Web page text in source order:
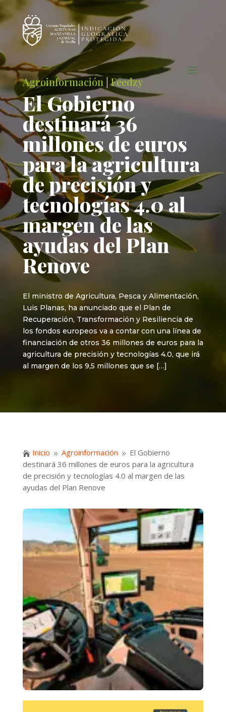
Agroinformación |Feedzy
El Gobierno
destinará 36
millones de euros
para la agricultura
de precisión y
tecnologías 4.0 al
margen de las
ayudas del Plan
Renove
El ministro de Agricultura, Pesca y Alimentación,
Luis Planas, ha anunciado que el Plan de
Recuperación, Transformación y Resiliencia de
los fondos europeos va a contar con una línea de
financiación de otros 36 millones de euros para la
agricultura de precisión y tecnologías 4.0, que irá
al margen de los 9,5 millones que se […]
 Inicio 9 Agroinformación 9 El Gobierno
destinará 36 millones de euros para la agricultura
de precisión y tecnologías 4.0 al margen de las
ayudas del Plan Renove